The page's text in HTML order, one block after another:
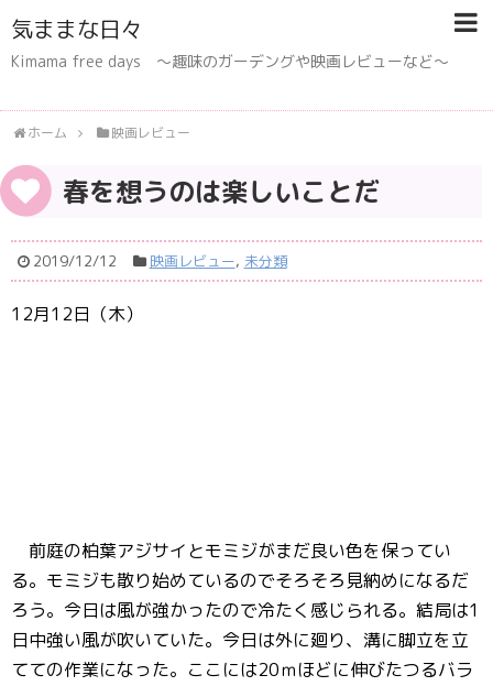
気ままな日々
Kimama free days 〜趣味のガーデングや映画レビューなど〜
ホーム 映画レビュー
春を想うのは楽しいことだ
2019/12/12 映画レビュー, 未分類
12月12日（木）
前庭の柏葉アジサイとモミジがまだ良い色を保ってい
る。モミジも散り始めているのでそろそろ見納めになるだ
ろう。今日は風が強かったので冷たく感じられる。結局は1
日中強い風が吹いていた。今日は外に廻り、溝に脚立を立
てての作業になった。ここには20ｍほどに伸びたつるバラ